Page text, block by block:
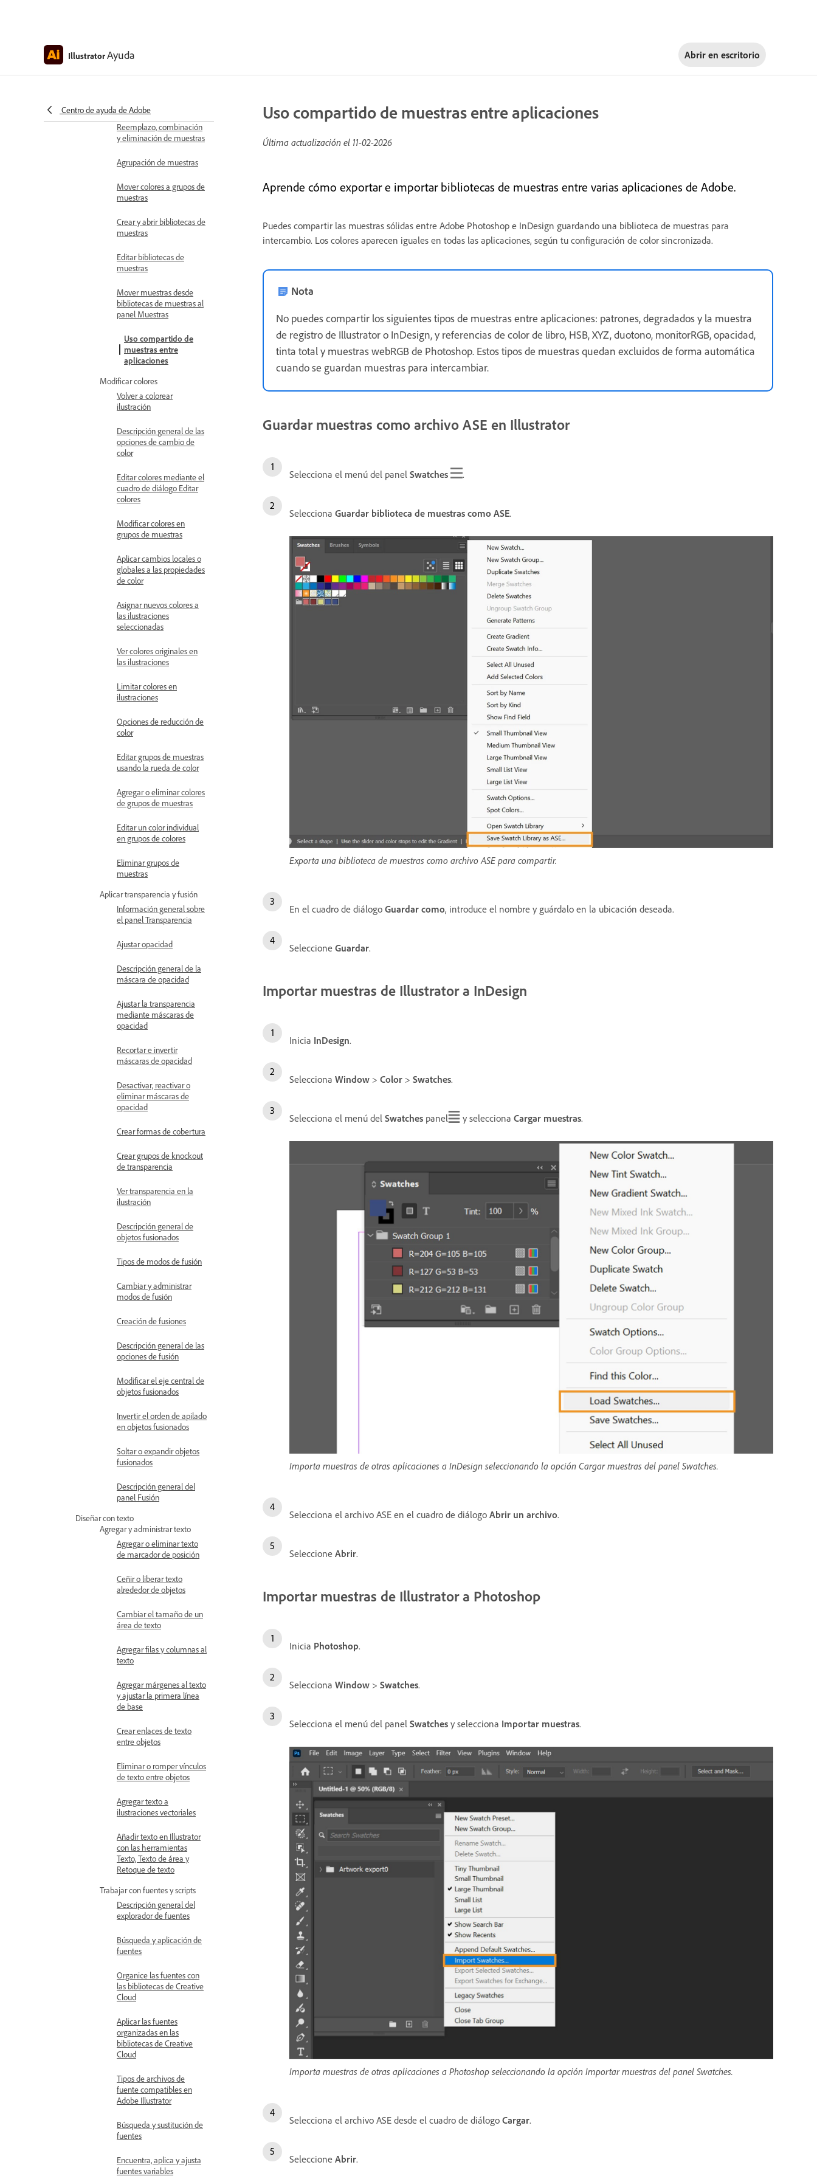
IllustratorAyuda Abrir en escritorio
Centro de ayuda de Adobe
degradado
Reordenar Muestras
Reemplazo, combinación
y eliminación de muestras
Agrupación de muestras
Mover colores a grupos de
muestras
Crear y abrir bibliotecas de
muestras
Editar bibliotecas de
muestras
Mover muestras desde
bibliotecas de muestras al
panel Muestras
Uso compartido de
muestras entre
aplicaciones
Modificar colores
Volver a colorear
ilustración
Descripción general de las
opciones de cambio de
color
Editar colores mediante el
cuadro de diálogo Editar
colores
Modificar colores en
grupos de muestras
Aplicar cambios locales o
globales a las propiedades
de color
Asignar nuevos colores a
las ilustraciones
seleccionadas
Ver colores originales en
las ilustraciones
Limitar colores en
ilustraciones
Opciones de reducción de
color
Editar grupos de muestras
usando la rueda de color
Agregar o eliminar colores
de grupos de muestras
Editar un color individual
en grupos de colores
Eliminar grupos de
muestras
Aplicar transparencia y fusión
Información general sobre
el panel Transparencia
Ajustar opacidad
Descripción general de la
máscara de opacidad
Ajustar la transparencia
mediante máscaras de
opacidad
Recortar e invertir
máscaras de opacidad
Desactivar, reactivar o
eliminar máscaras de
opacidad
Crear formas de cobertura
Crear grupos de knockout
de transparencia
Ver transparencia en la
ilustración
Descripción general de
objetos fusionados
Tipos de modos de fusión
Cambiar y administrar
modos de fusión
Creación de fusiones
Descripción general de las
opciones de fusión
Modificar el eje central de
objetos fusionados
Invertir el orden de apilado
en objetos fusionados
Soltar o expandir objetos
fusionados
Descripción general del
panel Fusión
Diseñar con texto
Agregar y administrar texto
Agregar o eliminar texto
de marcador de posición
Ceñir o liberar texto
alrededor de objetos
Cambiar el tamaño de un
área de texto
Agregar filas y columnas al
texto
Agregar márgenes al texto
y ajustar la primera línea
de base
Crear enlaces de texto
entre objetos
Eliminar o romper vínculos
de texto entre objetos
Agregar texto a
ilustraciones vectoriales
Añadir texto en Illustrator
con las herramientas
Texto, Texto de área y
Retoque de texto
Trabajar con fuentes y scripts
Descripción general del
explorador de fuentes
Búsqueda y aplicación de
fuentes
Organice las fuentes con
las bibliotecas de Creative
Cloud
Aplicar las fuentes
organizadas en las
bibliotecas de Creative
Cloud
Tipos de archivos de
fuente compatibles en
Adobe Illustrator
Búsqueda y sustitución de
fuentes
Encuentra, aplica y ajusta
fuentes variables
Uso compartido de muestras entre aplicaciones
Última actualización el 11-02-2026
Aprende cómo exportar e importar bibliotecas de muestras entre varias aplicaciones de Adobe.
Puedes compartir las muestras sólidas entre Adobe Photoshop e InDesign guardando una biblioteca de muestras para
intercambio. Los colores aparecen iguales en todas las aplicaciones, según tu configuración de color sincronizada.
Nota
No puedes compartir los siguientes tipos de muestras entre aplicaciones: patrones, degradados y la muestra
de registro de Illustrator o InDesign, y referencias de color de libro, HSB, XYZ, duotono, monitorRGB, opacidad,
tinta total y muestras webRGB de Photoshop. Estos tipos de muestras quedan excluidos de forma automática
cuando se guardan muestras para intercambiar.
Guardar muestras como archivo ASE en Illustrator
Selecciona el menú del panel Swatches .
Selecciona Guardar biblioteca de muestras como ASE.
Exporta una biblioteca de muestras como archivo ASE para compartir.
En el cuadro de diálogo Guardar como, introduce el nombre y guárdalo en la ubicación deseada.
Seleccione Guardar.
Importar muestras de Illustrator a InDesign
Inicia InDesign.
Selecciona Window > Color > Swatches.
Selecciona el menú del Swatches panel y selecciona Cargar muestras.
Importa muestras de otras aplicaciones a InDesign seleccionando la opción Cargar muestras del panel Swatches.
Selecciona el archivo ASE en el cuadro de diálogo Abrir un archivo.
Seleccione Abrir.
Importar muestras de Illustrator a Photoshop
Inicia Photoshop.
Selecciona Window > Swatches.
Selecciona el menú del panel Swatches y selecciona Importar muestras.
Importa muestras de otras aplicaciones a Photoshop seleccionando la opción Importar muestras del panel Swatches.
Selecciona el archivo ASE desde el cuadro de diálogo Cargar.
Seleccione Abrir.